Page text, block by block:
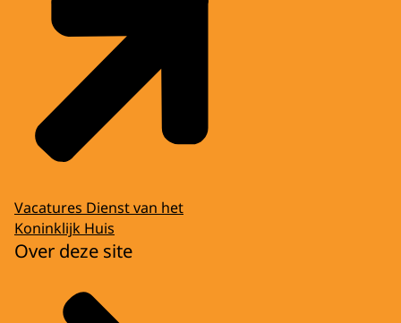
Vacatures Dienst van het
Koninklijk Huis
Over deze site